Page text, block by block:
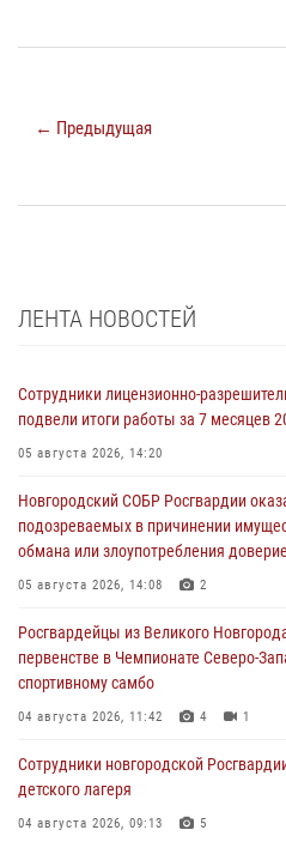
← Предыдущая
ЛЕНТА НОВОСТЕЙ
Сотрудники лицензионно-
подвели итоги работы за 7 месяцев
05 августа 2026, 14:20
Новгородский СОБР Росгвардии
подозреваемых в причинении
обмана или злоупотребления
05 августа 2026, 14:08 2
Росгвардейцы из Великого
первенстве в Чемпионате Северо-
спортивному самбо
04 августа 2026, 11:42 4 1
Сотрудники новгородской
детского лагеря
04 августа 2026, 09:13 5